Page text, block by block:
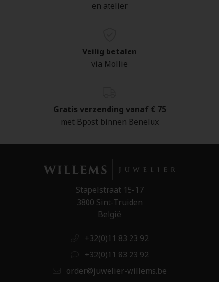
en atelier
Veilig betalen
via Mollie
Gratis verzending vanaf € 75
met Bpost binnen Benelux
Stapelstraat 15-17
3800 Sint-Truiden
België
+32(0)11 83 23 92
+32(0)11 83 23 92
order@juwelier-willems.be